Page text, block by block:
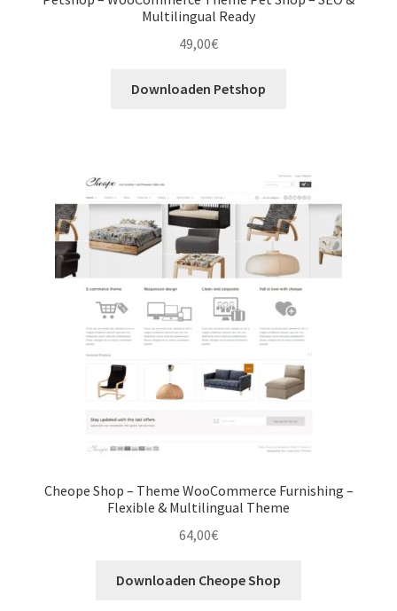
Multilingual Ready
49,00€
Downloaden Petshop
Cheope Shop – Theme WooCommerce Furnishing –
Flexible & Multilingual Theme
64,00€
Downloaden Cheope Shop